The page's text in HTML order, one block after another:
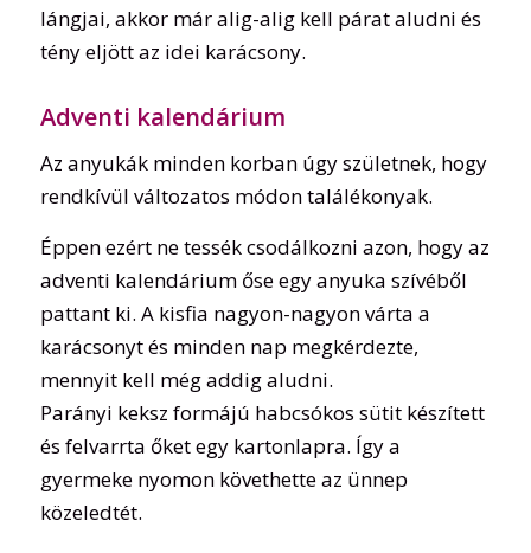
lángjai, akkor már alig-alig kell párat aludni és
tény eljött az idei karácsony.
Adventi kalendárium
Az anyukák minden korban úgy születnek, hogy
rendkívül változatos módon találékonyak.
Éppen ezért ne tessék csodálkozni azon, hogy az
adventi kalendárium őse egy anyuka szívéből
pattant ki. A kisfia nagyon-nagyon várta a
karácsonyt és minden nap megkérdezte,
mennyit kell még addig aludni.
Parányi keksz formájú habcsókos sütit készített
és felvarrta őket egy kartonlapra. Így a
gyermeke nyomon követhette az ünnep
közeledtét.